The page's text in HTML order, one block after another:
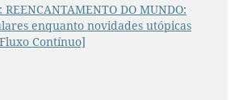
DO MUNDO:
enquanto novidades utópicas
Contínuo]